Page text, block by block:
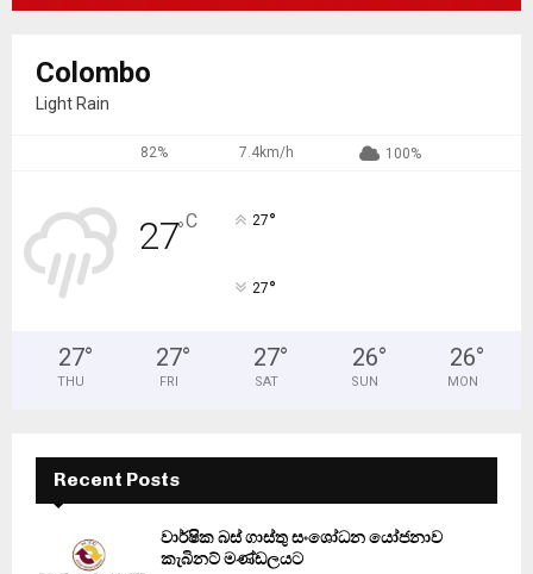
Colombo
Light Rain
82% 7.4km/h 100%
27°C 27°
27°
27°
THU
27°
FRI
27°
SAT
26°
SUN
26°
MON
Recent Posts
වාර්ෂික බස් ගාස්තු සංශෝධන යෝජනාව
කැබිනට් මණ්ඩලයට